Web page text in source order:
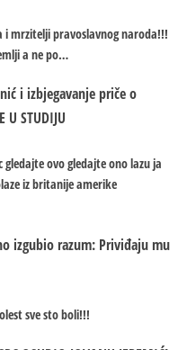
i mrzitelji pravoslavnog naroda!!!
a ne po…
i izbjegavanje priče o
U STUDIJU
ovo gledajte ono lazu ja
iz britanije amerike
izgubio razum: Priviđaju mu
sve sto boli!!!